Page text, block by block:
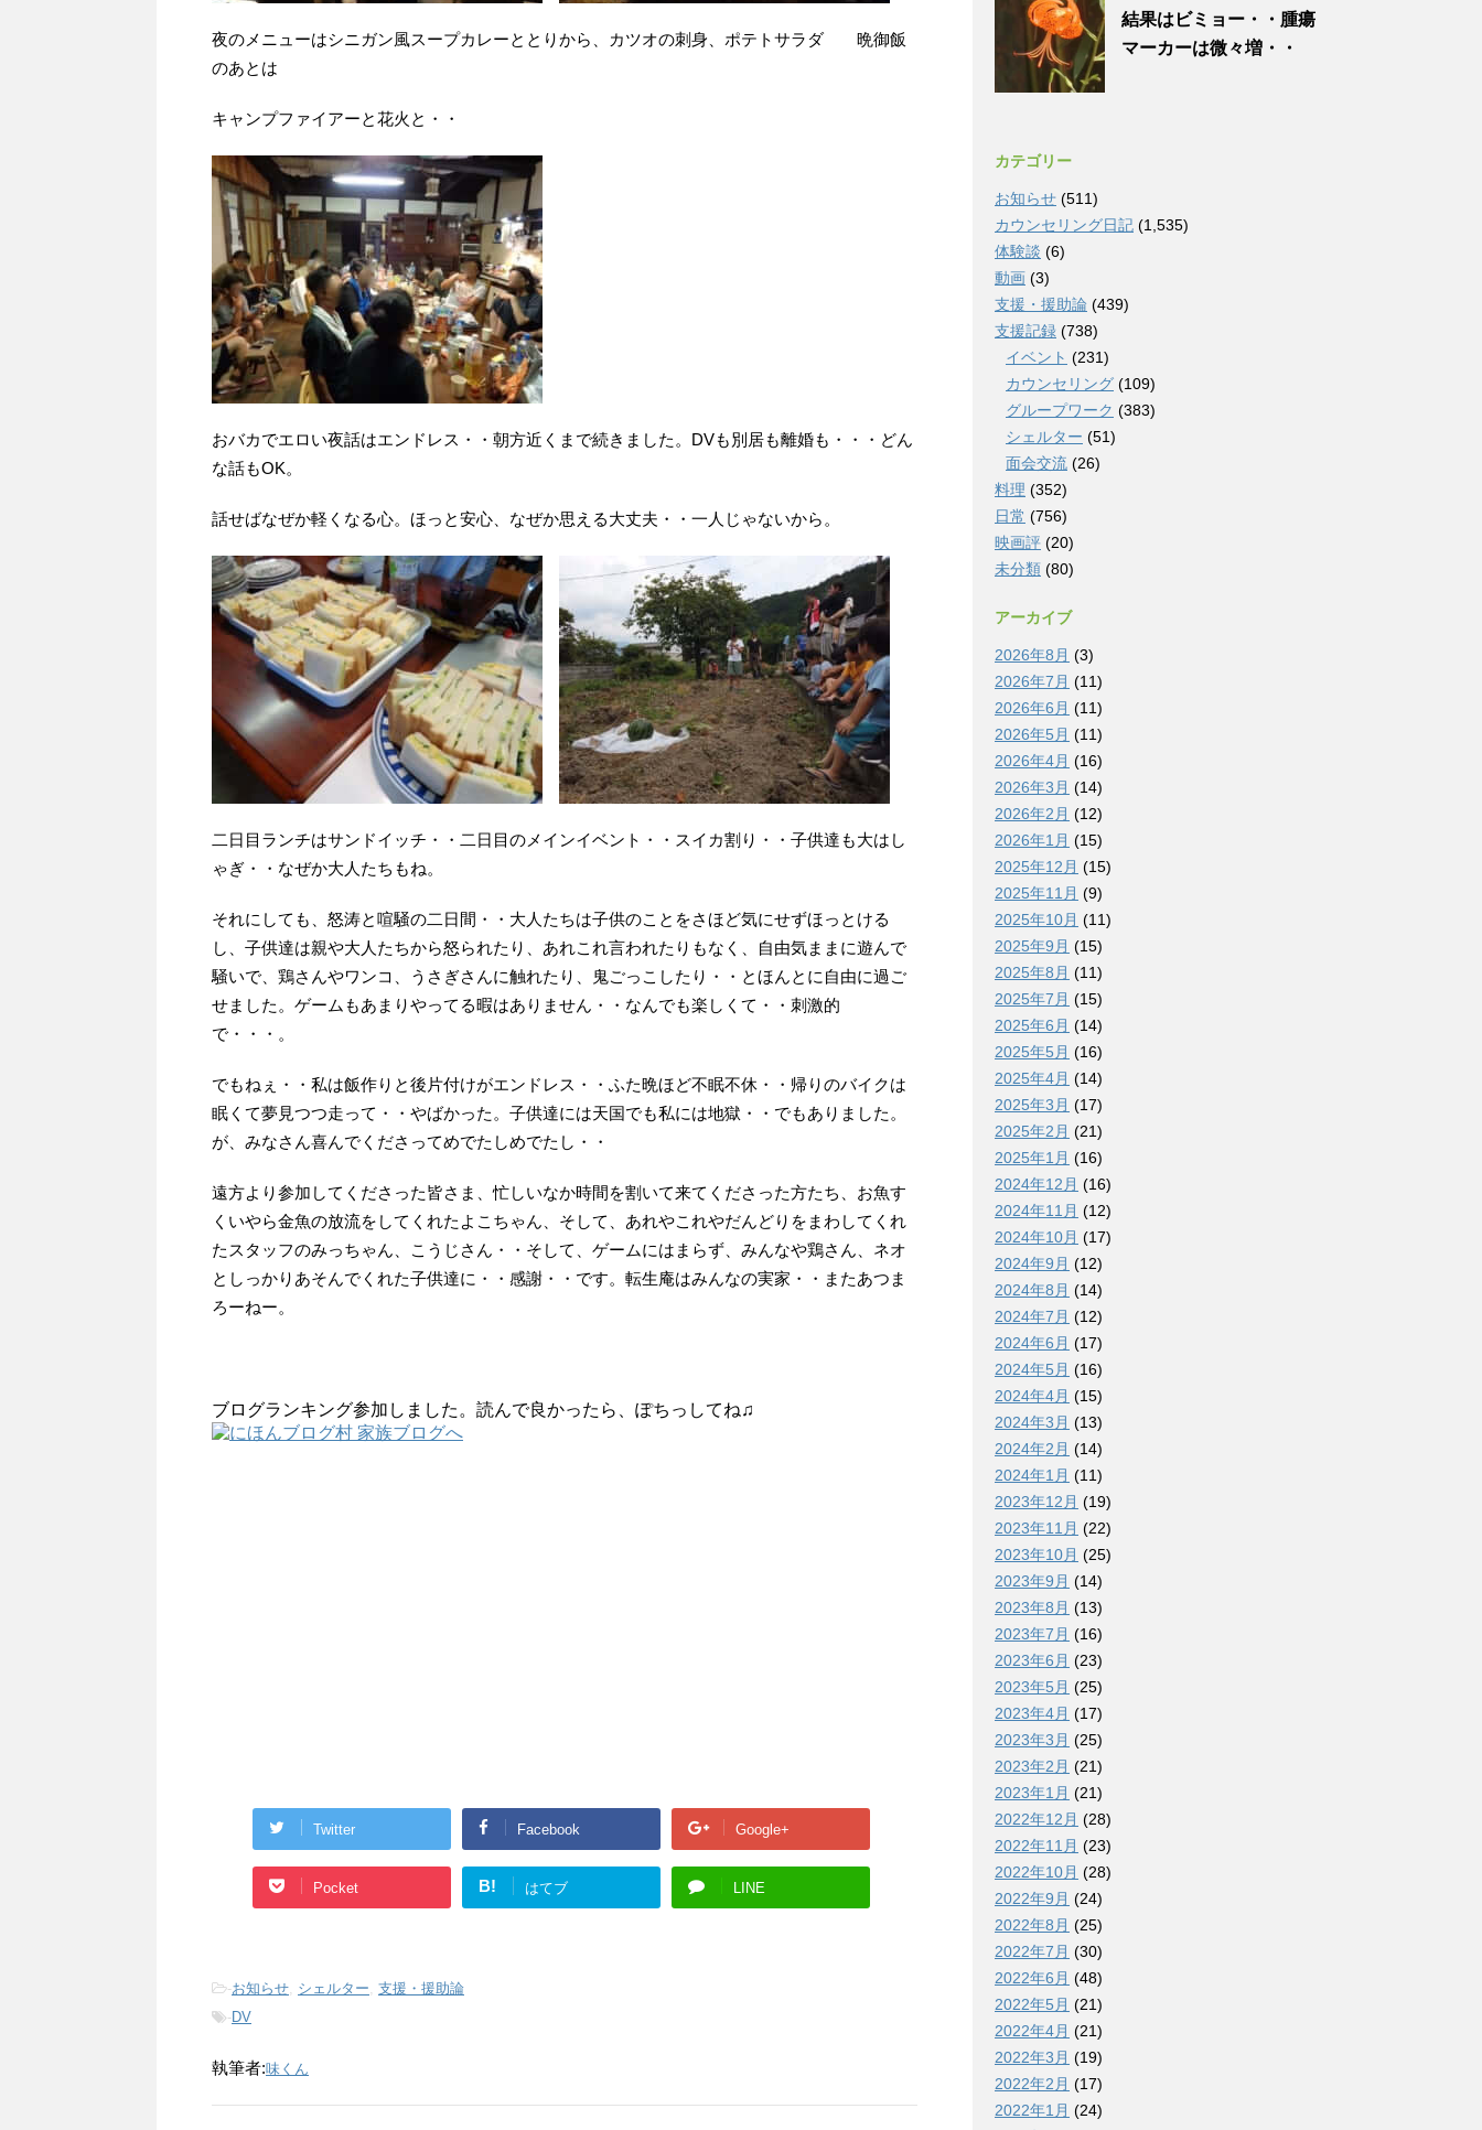
夜のメニューはシニガン風スープカレーととりから、カツオの刺身、ポテトサラダ 晩御飯
のあとは
キャンプファイアーと花火と・・
おバカでエロい夜話はエンドレス・・朝方近くまで続きました。DVも別居も離婚も・・・どん
な話もOK。
話せばなぜか軽くなる心。ほっと安心、なぜか思える大丈夫・・一人じゃないから。
二日目ランチはサンドイッチ・・二日目のメインイベント・・スイカ割り・・子供達も大はし
ゃぎ・・なぜか大人たちもね。
それにしても、怒涛と喧騒の二日間・・大人たちは子供のことをさほど気にせずほっとける
し、子供達は親や大人たちから怒られたり、あれこれ言われたりもなく、自由気ままに遊んで
騒いで、鶏さんやワンコ、うさぎさんに触れたり、鬼ごっこしたり・・とほんとに自由に過ご
せました。ゲームもあまりやってる暇はありません・・なんでも楽しくて・・刺激的
で・・・。
でもねぇ・・私は飯作りと後片付けがエンドレス・・ふた晩ほど不眠不休・・帰りのバイクは
眠くて夢見つつ走って・・やばかった。子供達には天国でも私には地獄・・でもありました。
が、みなさん喜んでくださってめでたしめでたし・・
遠方より参加してくださった皆さま、忙しいなか時間を割いて来てくださった方たち、お魚す
くいやら金魚の放流をしてくれたよこちゃん、そして、あれやこれやだんどりをまわしてくれ
たスタッフのみっちゃん、こうじさん・・そして、ゲームにはまらず、みんなや鶏さん、ネオ
としっかりあそんでくれた子供達に・・感謝・・です。転生庵はみんなの実家・・またあつま
ろーねー。
ブログランキング参加しました。読んで良かったら、ぽちっしてね♫
Twitter Facebook Google+
Pocket B! はてブ LINE
-お知らせ, シェルター, 支援・援助論
-DV
執筆者:味くん
結果はビミョー・・腫瘍
マーカーは微々増・・
カテゴリー
お知らせ (511)
カウンセリング日記 (1,535)
体験談 (6)
動画 (3)
支援・援助論 (439)
支援記録 (738)
イベント (231)
カウンセリング (109)
グループワーク (383)
シェルター (51)
面会交流 (26)
料理 (352)
日常 (756)
映画評 (20)
未分類 (80)
アーカイブ
2026年8月 (3)
2026年7月 (11)
2026年6月 (11)
2026年5月 (11)
2026年4月 (16)
2026年3月 (14)
2026年2月 (12)
2026年1月 (15)
2025年12月 (15)
2025年11月 (9)
2025年10月 (11)
2025年9月 (15)
2025年8月 (11)
2025年7月 (15)
2025年6月 (14)
2025年5月 (16)
2025年4月 (14)
2025年3月 (17)
2025年2月 (21)
2025年1月 (16)
2024年12月 (16)
2024年11月 (12)
2024年10月 (17)
2024年9月 (12)
2024年8月 (14)
2024年7月 (12)
2024年6月 (17)
2024年5月 (16)
2024年4月 (15)
2024年3月 (13)
2024年2月 (14)
2024年1月 (11)
2023年12月 (19)
2023年11月 (22)
2023年10月 (25)
2023年9月 (14)
2023年8月 (13)
2023年7月 (16)
2023年6月 (23)
2023年5月 (25)
2023年4月 (17)
2023年3月 (25)
2023年2月 (21)
2023年1月 (21)
2022年12月 (28)
2022年11月 (23)
2022年10月 (28)
2022年9月 (24)
2022年8月 (25)
2022年7月 (30)
2022年6月 (48)
2022年5月 (21)
2022年4月 (21)
2022年3月 (19)
2022年2月 (17)
2022年1月 (24)